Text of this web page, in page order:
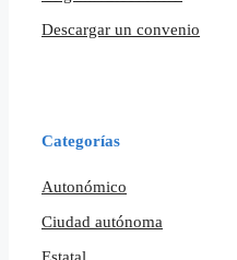
Descargar un convenio
Categorías
Autonómico
Ciudad autónoma